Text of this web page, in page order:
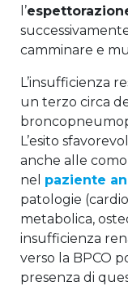
l’
camminare e
L’insufficienza
un terzo circa
L’esito
anche alle
nel paziente
patologie
metabolica,
insufficienza
verso la BPCO
presenza di